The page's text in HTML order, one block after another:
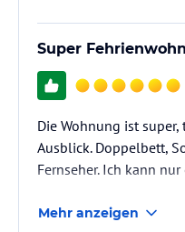
Super
Die Wohnung ist
Ausblick. Doppelbett,
Fernseher. Ich kann
Mehr anzeigen